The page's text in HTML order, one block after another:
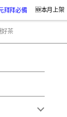
拜拜必備 🆕本月上架
好茶